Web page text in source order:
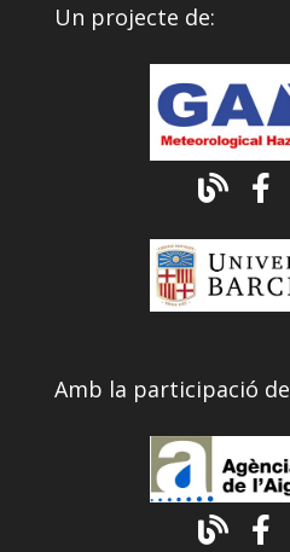
Un projecte de:
Amb la participació de